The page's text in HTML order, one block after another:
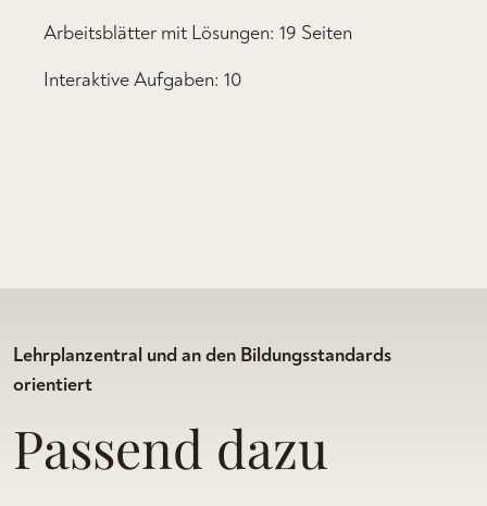
Arbeitsblätter mit Lösungen: 19 Seiten
Interaktive Aufgaben: 10
Lehrplanzentral und an den Bildungsstandards
orientiert
Passend dazu